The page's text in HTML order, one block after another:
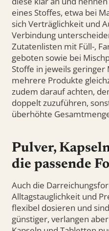
eines Stoffes, etwa bei
sich Verträglichkeit und
Verbindung
Zutatenlisten mit Füll-,
geboten sowie bei
Stoffe in jeweils geringer
mehrere Produkte
zudem darauf achten,
doppelt zuzuführen,
überhöhte
Pulver,
die passende
Auch die
Alltagstauglichkeit und
flexibel dosieren und
günstiger, verlangen